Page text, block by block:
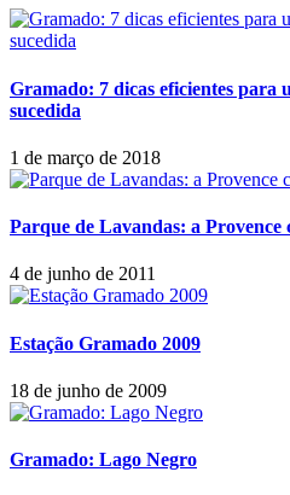
Gramado: 7 dicas eficientes para
sucedida
1 de março de 2018
Parque de Lavandas: a Provence
4 de junho de 2011
Estação Gramado 2009
18 de junho de 2009
Gramado: Lago Negro